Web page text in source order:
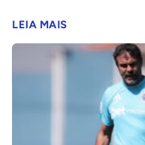
LEIA MAIS